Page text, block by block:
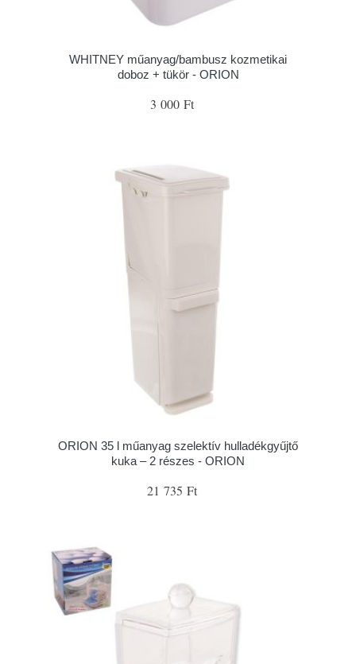
WHITNEY műanyag/bambusz kozmetikai
doboz + tükör - ORION
3 000 Ft
ORION 35 l műanyag szelektív hulladékgyűjtő
kuka – 2 részes - ORION
21 735 Ft